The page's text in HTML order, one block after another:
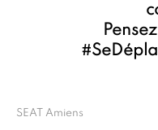
SEAT Amiens